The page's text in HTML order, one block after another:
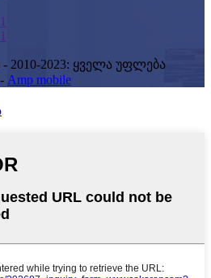
2023: ყველა უფლება
- Amp mobile